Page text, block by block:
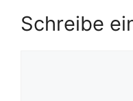
Schreibe